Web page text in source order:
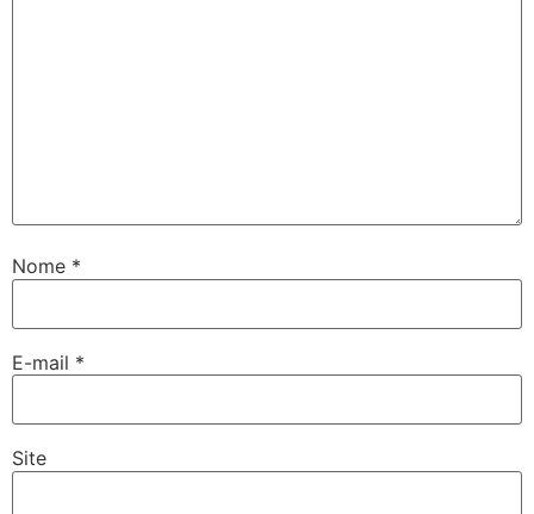
Nome *
E-mail *
Site